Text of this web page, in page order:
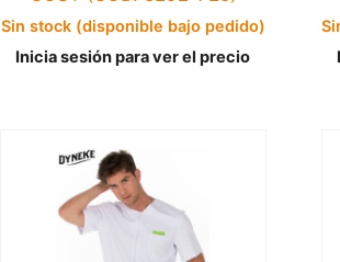
Sin stock (disponible bajo pedido)
Inicia sesión para ver el precio